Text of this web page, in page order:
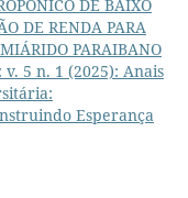
DE BAIXO
DE RENDA PARA
PARAIBANO
5 n. 1 (2025): Anais
Esperança